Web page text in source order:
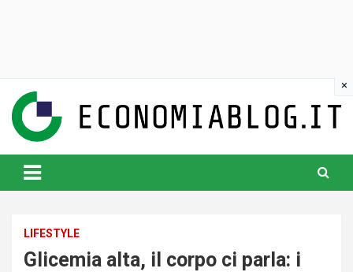
content
www.economiablog.it
LIFESTYLE
Glicemia alta, il corpo ci parla: i